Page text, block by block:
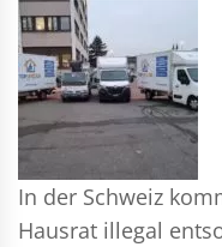
In der Schweiz
Hausrat illegal